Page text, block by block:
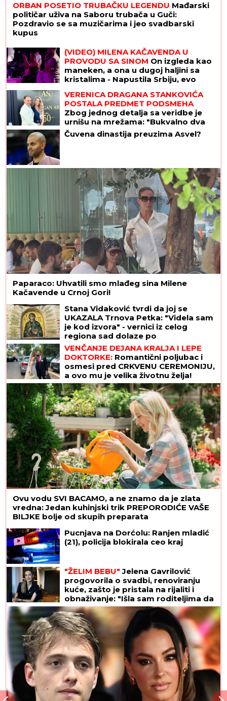
ORBAN POSETIO TRUBAČKU LEGENDU Mađarski
političar uživa na Saboru trubača u Guči:
Pozdravio se sa muzičarima i jeo svadbarski
kupus
(VIDEO) MILENA KAČAVENDA U
PROVODU SA SINOM On izgleda kao
maneken, a ona u dugoj haljini sa
kristalima - Napustila Srbiju, evo
kako provodi vreme po izlasku iz
"Elite 9"
VERENICA DRAGANA STANKOVIĆA
POSTALA PREDMET PODSMEHA
Zbog jednog detalja sa veridbe je
urnišu na mrežama: "Bukvalno dva
dinara"
Čuvena dinastija preuzima Asvel?
Paparaco: Uhvatili smo mlađeg sina Milene
Kačavende u Crnoj Gori!
Stana Vidaković tvrdi da joj se
UKAZALA Trnova Petka: "Videla sam
je kod izvora" - vernici iz celog
regiona sad dolaze po
ČUDOTVORNU VODU
VENČANJE DEJANA KRALJA I LEPE
DOKTORKE: Romantični poljubac i
osmesi pred CRKVENU CEREMONIJU,
a ovo mu je velika životnu želja!
Ovu vodu SVI BACAMO, a ne znamo da je zlata
vredna: Jedan kuhinjski trik PREPORODIĆE VAŠE
BILJKE bolje od skupih preparata
Pucnjava na Dorćolu: Ranjen mladić
(21), policija blokirala ceo kraj
"ŽELIM BEBU" Jelena Gavrilović
progovorila o svadbi, renoviranju
kuće, zašto je pristala na rijaliti i
obnaživanje: "Išla sam roditeljima da
kažem da odustajem"